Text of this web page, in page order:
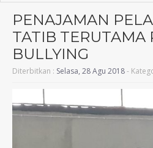
PENAJAMAN
TATIB TERUTAMA
BULLYING
Diterbitkan : Selasa, 28 Agu 2018-